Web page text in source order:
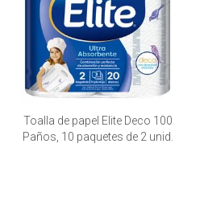
Toalla de papel Elite Deco 100
Paños, 10 paquetes de 2 unid.